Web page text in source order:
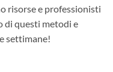
risorse e professionisti
di questi metodi e
settimane!